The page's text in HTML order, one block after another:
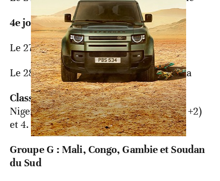
4e journée
Le 27 mars (16h00) : Niger – Algérie
Le 28 mars (15h00) : Tanzanie - Ouganda
Classement: 1. Algérie (6 points, +4), 2.
Niger (2 points, 0), 3. Tanzanie (1 point, +2)
et 4. Ouganda (1 point, -2)
Groupe G : Mali, Congo, Gambie et Soudan
du Sud